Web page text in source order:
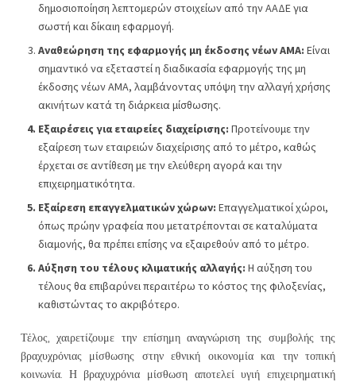
δημοσιοποίηση λεπτομερών στοιχείων από την ΑΑΔΕ για
σωστή και δίκαιη εφαρμογή.
Αναθεώρηση της εφαρμογής μη έκδοσης νέων ΑΜΑ: Είναι
σημαντικό να εξεταστεί η διαδικασία εφαρμογής της μη
έκδοσης νέων ΑΜΑ, λαμβάνοντας υπόψη την αλλαγή χρήσης
ακινήτων κατά τη διάρκεια μίσθωσης.
Εξαιρέσεις για εταιρείες διαχείρισης: Προτείνουμε την
εξαίρεση των εταιρειών διαχείρισης από το μέτρο, καθώς
έρχεται σε αντίθεση με την ελεύθερη αγορά και την
επιχειρηματικότητα.
Εξαίρεση επαγγελματικών χώρων: Επαγγελματικοί χώροι,
όπως πρώην γραφεία που μετατρέπονται σε καταλύματα
διαμονής, θα πρέπει επίσης να εξαιρεθούν από το μέτρο.
Αύξηση του τέλους κλιματικής αλλαγής: Η αύξηση του
τέλους θα επιβαρύνει περαιτέρω το κόστος της φιλοξενίας,
καθιστώντας το ακριβότερο.
Τέλος, χαιρετίζουμε την επίσημη αναγνώριση της συμβολής της
βραχυχρόνιας μίσθωσης στην εθνική οικονομία και την τοπική
κοινωνία. Η βραχυχρόνια μίσθωση αποτελεί υγιή επιχειρηματική